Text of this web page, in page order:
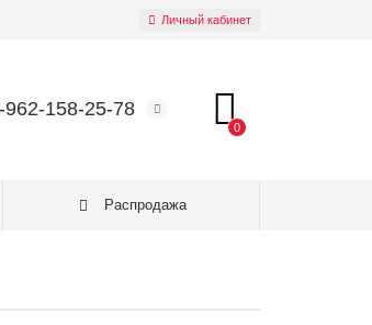
Личный кабинет
962-158-25-78
0
Распродажа